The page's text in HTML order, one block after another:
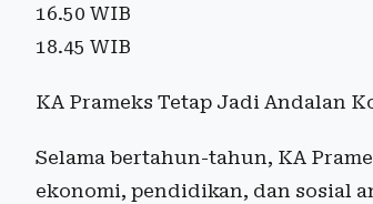
16.50 WIB
18.45 WIB
KA Prameks Tetap Jadi Andalan
Selama bertahun-tahun, KA
ekonomi, pendidikan, dan sosial